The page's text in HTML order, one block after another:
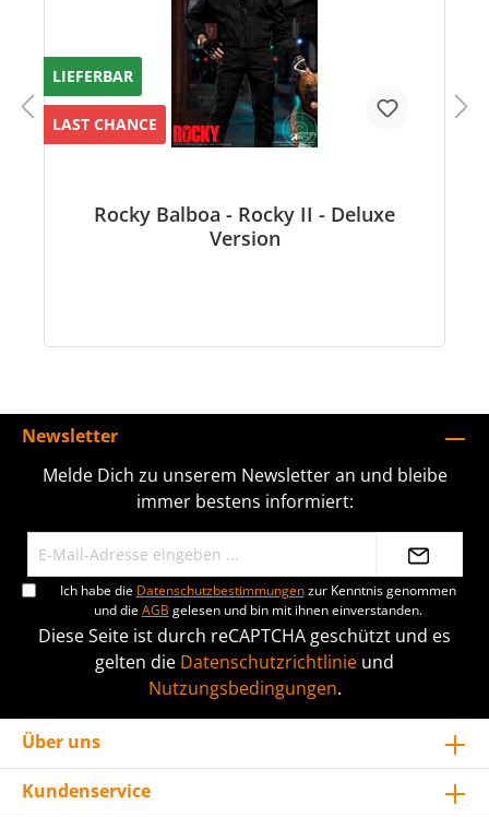
LIEFERBAR
LAST CHANCE
Rocky Balboa - Rocky II - Deluxe
Version
Newsletter
Melde Dich zu unserem Newsletter an und bleibe
immer bestens informiert:
Ich habe die Datenschutzbestimmungenzur Kenntnis genommen
und dieAGB gelesen und bin mit ihnen einverstanden.
Diese Seite ist durch reCAPTCHA geschützt und es
gelten die Datenschutzrichtlinie und
Nutzungsbedingungen.
Über uns
Kundenservice